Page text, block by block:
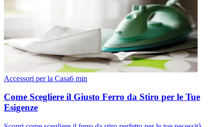
Accessori per la Casa6 min
Come Scegliere il Giusto Ferro da Stiro per le Tue
Esigenze